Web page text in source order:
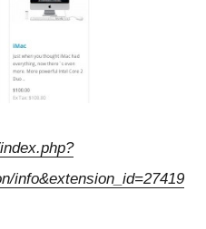
info&extension_id=27419